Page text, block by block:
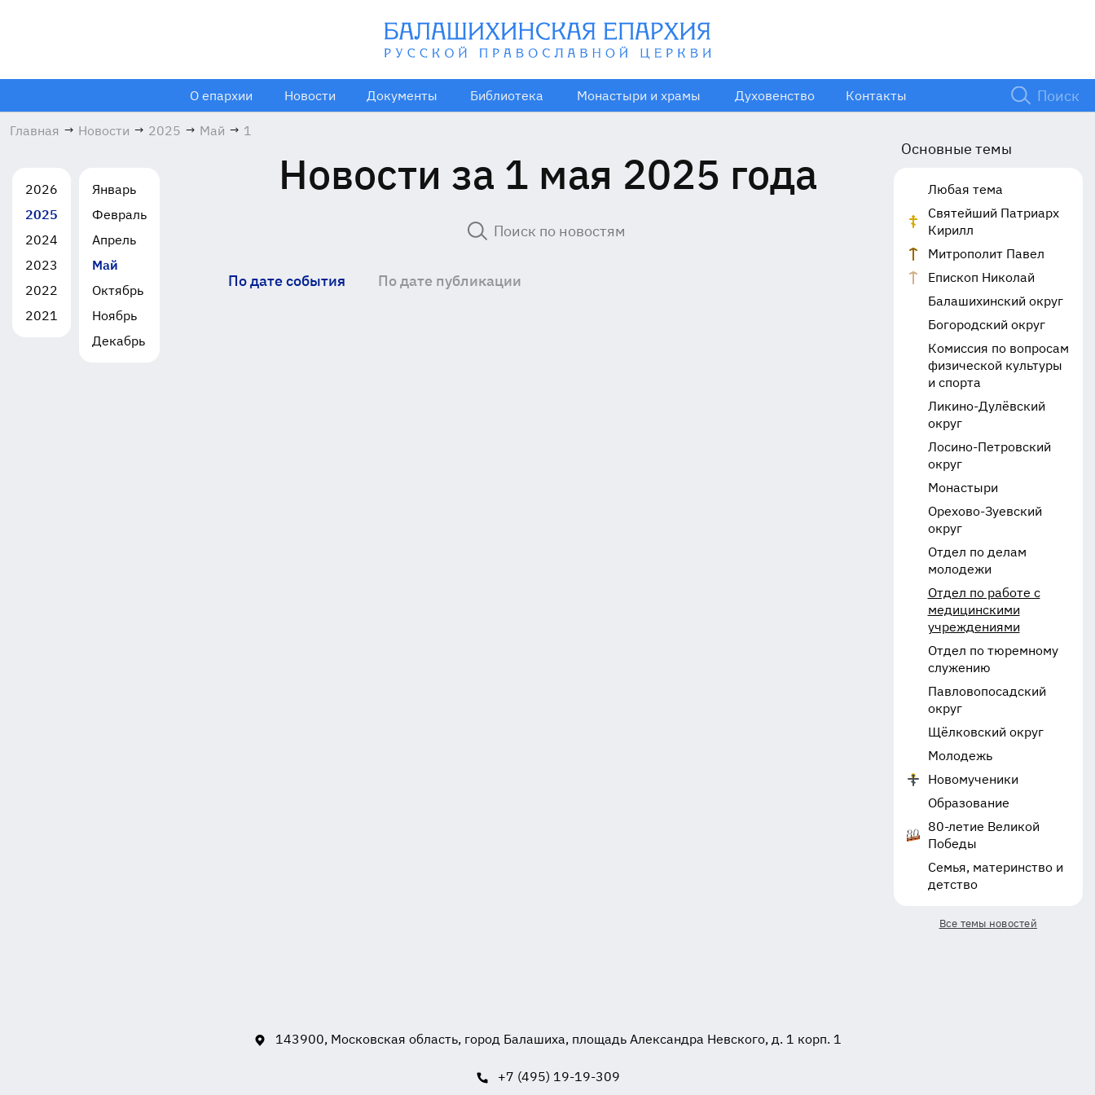
О епархии Новости Документы Библиотека Монастыри и храмы Духовенство Контакты
Главная → Новости → 2025 → Май → 1
2026
2025
2024
2023
2022
2021
Январь
Февраль
Апрель
Май
Октябрь
Ноябрь
Декабрь
Новости за 1 мая 2025 года
По дате события По дате публикации
Основные темы
Любая тема
Святейший Патриарх
Кирилл
Митрополит Павел
Епископ Николай
Балашихинский округ
Богородский округ
Комиссия по вопросам
физической культуры
и спорта
Ликино-Дулёвский
округ
Лосино-Петровский
округ
Монастыри
Орехово-Зуевский
округ
Отдел по делам
молодежи
Отдел по работе с
медицинскими
учреждениями
Отдел по тюремному
служению
Павловопосадский
округ
Щёлковский округ
Молодежь
Новомученики
Образование
80-летие Великой
Победы
Семья, материнство и
детство
Все темы новостей
143900, Московская область, город Балашиха, площадь Александра Невского, д. 1 корп. 1
+7 (495) 19-19-309